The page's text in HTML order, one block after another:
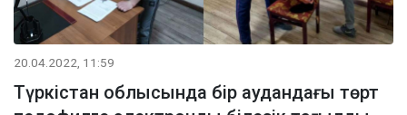
20.04.2022, 11:59
Түркістан облысында бір аудандағы төрт